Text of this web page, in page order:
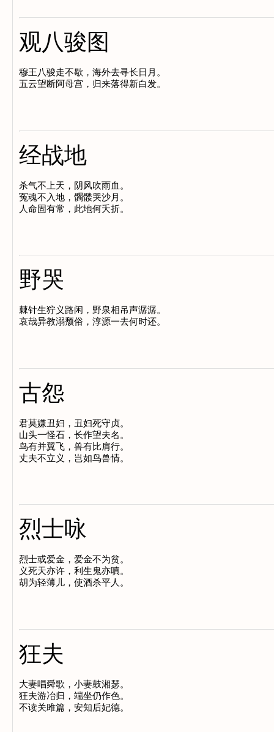
观八骏图
穆王八骏走不歇，海外去寻长日月。
经战地
杀气不上天，阴风吹雨血。
冤魂不入地，髑髅哭沙月。
野哭
棘针生狞义路闲，野泉相吊声潺潺。
古怨
君莫嫌丑妇，丑妇死守贞。
山头一怪石，长作望夫名。
鸟有并翼飞，兽有比肩行。
烈士咏
烈士或爱金，爱金不为贫。
义死天亦许，利生鬼亦嗔。
狂夫
大妻唱舜歌，小妻鼓湘瑟。
狂夫游冶归，端坐仍作色。